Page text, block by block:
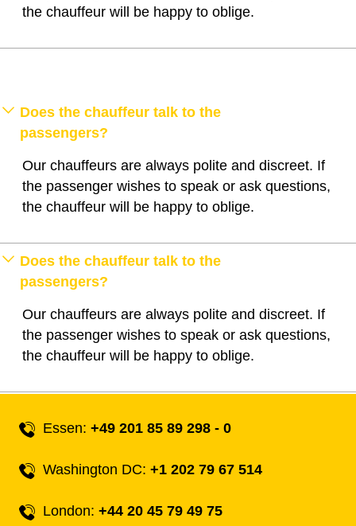
the chauffeur will be happy to oblige.
Does the chauffeur talk to the
passengers?
Our chauffeurs are always polite and discreet. If
the passenger wishes to speak or ask questions,
the chauffeur will be happy to oblige.
Does the chauffeur talk to the
passengers?
Our chauffeurs are always polite and discreet. If
the passenger wishes to speak or ask questions,
the chauffeur will be happy to oblige.
Essen:+49 201 85 89 298 - 0
Washington DC:+1 202 79 67 514
London:+44 20 45 79 49 75